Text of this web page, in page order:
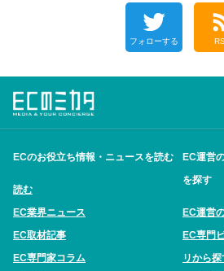
フォローする
ECのお役立ち情報・ニュースを読む
読む
EC業界ニュース
EC取材記事
EC専門家コラム
EC運営
を探す
EC運営
EC専門
リから探